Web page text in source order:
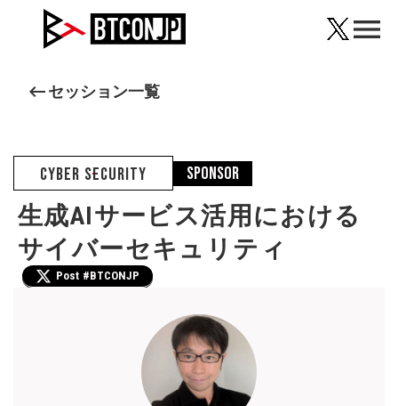
menu
keyboard_backspaceセッション一覧
CYBER SECURITY SPONSOR
生成AIサービス活用における
サイバーセキュリティ
Post #BTCONJP